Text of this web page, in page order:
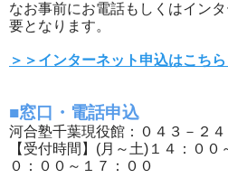
なお事前にお電話もしくはイン
要となります。
＞＞インターネット申込はこちら
■窓口・電話申込
河合塾千葉現役館：０４３－２４
【受付時間】(月～土)１４：０
０：００～１７：００